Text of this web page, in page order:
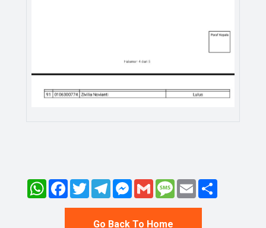
WhatsAppFacebook
TwitterTelegramMessenger
Gmail Message
Email
Go Back To Home